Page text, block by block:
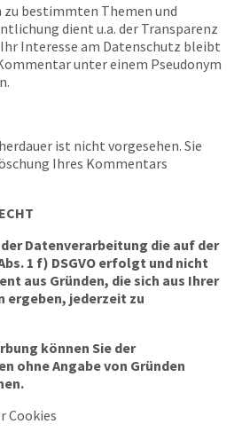
bestimmten Themen und
dient u.a. der Transparenz
Interesse am Datenschutz bleibt
unter einem Pseudonym
ist nicht vorgesehen. Sie
Ihres Kommentars
Datenverarbeitung die auf der
1 f) DSGVO erfolgt und nicht
aus Gründen, die sich aus Ihrer
ergeben, jederzeit zu
können Sie der
ohne Angabe von Gründen
Cookies